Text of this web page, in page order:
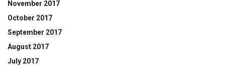
November 2017
October 2017
September 2017
August 2017
July 2017